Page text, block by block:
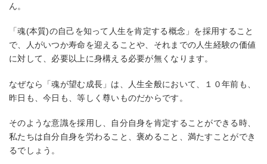
ん。
「魂(本質)の自己を知って人生を肯定する概念」を採用すること
で、人がいつか寿命を迎えることや、それまでの人生経験の価値
に対して、必要以上に身構える必要が無くなります。
なぜなら「魂が望む成長」は、人生全般において、１０年前も、
昨日も、今日も、等しく尊いものだからです。
そのような意識を採用し、自分自身を肯定することができる時、
私たちは自分自身を労わること、褒めること、満たすことができ
るでしょう。